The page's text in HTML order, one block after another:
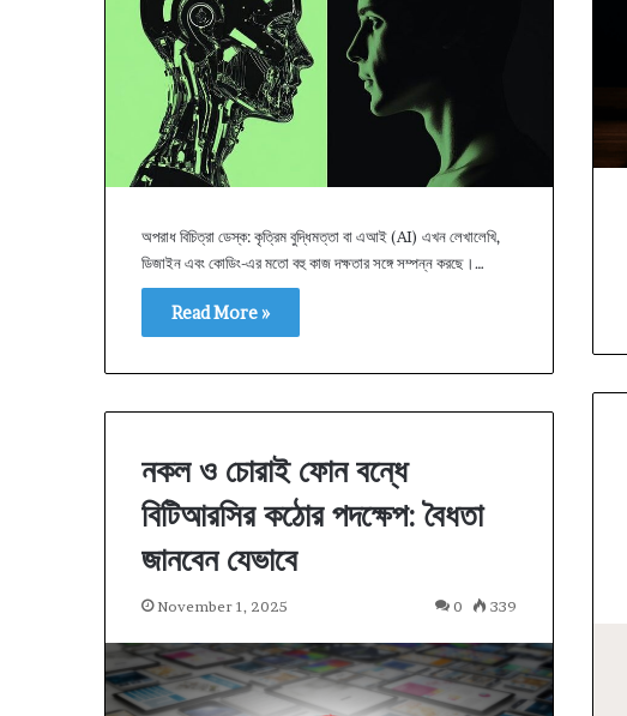
অপরাধ বিচিত্রা ডেস্ক: কৃত্রিম বুদ্ধিমত্তা বা এআই (AI) এখন লেখালেখি,
ডিজাইন এবং কোডিং-এর মতো বহু কাজ দক্ষতার সঙ্গে সম্পন্ন করছে।…
Read More »
নকল ও চোরাই ফোন বন্ধে
বিটিআরসির কঠোর পদক্ষেপ: বৈধতা
জানবেন যেভাবে
November 1, 2025 0 339